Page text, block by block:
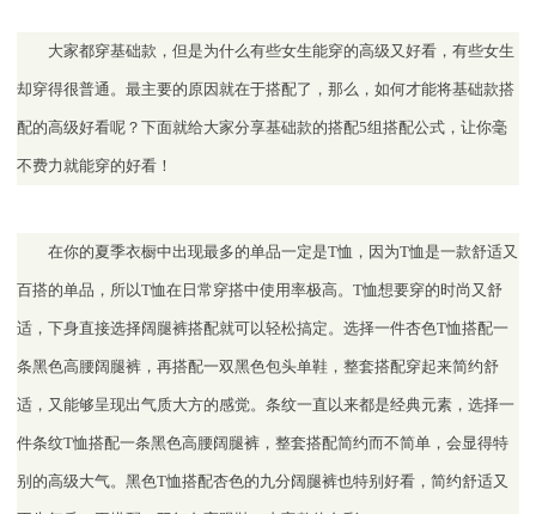
大家都穿基础款，但是为什么有些女生能穿的高级又好看，有些女生
却穿得很普通。最主要的原因就在于搭配了，那么，如何才能将基础款搭
配的高级好看呢？下面就给大家分享基础款的搭配5组搭配公式，让你毫
不费力就能穿的好看！
在你的夏季衣橱中出现最多的单品一定是T恤，因为T恤是一款舒适又
百搭的单品，所以T恤在日常穿搭中使用率极高。T恤想要穿的时尚又舒
适，下身直接选择阔腿裤搭配就可以轻松搞定。选择一件杏色T恤搭配一
条黑色高腰阔腿裤，再搭配一双黑色包头单鞋，整套搭配穿起来简约舒
适，又能够呈现出气质大方的感觉。条纹一直以来都是经典元素，选择一
件条纹T恤搭配一条黑色高腰阔腿裤，整套搭配简约而不简单，会显得特
别的高级大气。黑色T恤搭配杏色的九分阔腿裤也特别好看，简约舒适又